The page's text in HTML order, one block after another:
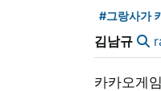
#그랑사가
김남규
카카오게